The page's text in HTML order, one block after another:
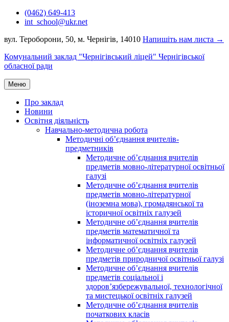
Перейти(0462) 649-413
int_school@ukr.net
вул. Тероборони, 50, м. Чернігів, 14010 Напишіть нам листа →
Комунальний заклад "Чернігівський ліцей" Чернігівської
обласної ради
Меню
Про заклад
Новини
Освітня діяльність
Навчально-методична робота
Методичні об’єднання вчителів-
предметників
Методичне об’єднання вчителів
предметів мовно-літературної освітньої
галузі
Методичне об’єднання вчителів
предметів мовно-літературної
(іноземна мова), громадянської та
історичної освітніх галузей
Методичне об’єднання вчителів
предметів математичної та
інформатичної освітніх галузей
Методичне об’єднання вчителів
предметів природничої освітньої галузі
Методичне об’єднання вчителів
предметів соціальної і
здоров’язбережувальної, технологічної
та мистецької освітніх галузей
Методичне об’єднання вчителів
початкових класів